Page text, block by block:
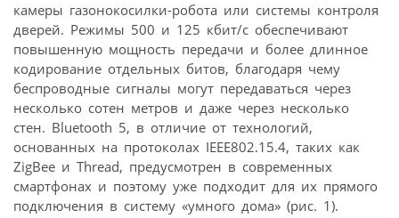
камеры газонокосилки-робота или системы контроля
дверей. Режимы 500 и 125 кбит/с обеспечивают
повышенную мощность передачи и более длинное
кодирование отдельных битов, благодаря чему
беспроводные сигналы могут передаваться через
несколько сотен метров и даже через несколько
стен. Bluetooth 5, в отличие от технологий,
основанных на протоколах IEEE802.15.4, таких как
ZigBee и Thread, предусмотрен в современных
смартфонах и поэтому уже подходит для их прямого
подключения в систему «умного дома» (рис. 1).